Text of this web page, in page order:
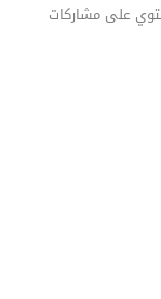
على مشاركات